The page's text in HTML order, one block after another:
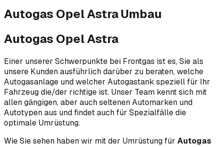
Autogas Opel Astra Umbau
Autogas Opel Astra
Einer unserer Schwerpunkte bei Frontgas ist es, Sie als
unsere Kunden ausführlich darüber zu beraten, welche
Autogasanlage und welcher Autogastank speziell für Ihr
Fahrzeug die/der richtige ist. Unser Team kennt sich mit
allen gängigen, aber auch seltenen Automarken und
Autotypen aus und findet auch für Spezialfälle die
optimale Umrüstung.
Wie Sie sehen haben wir mit der Umrüstung für Autogas